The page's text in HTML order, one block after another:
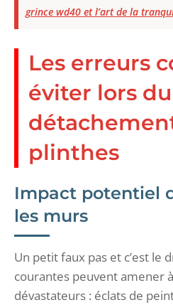
grince wd40 et l’art de la
Les erreurs
éviter lors du
plinthes
Impact potentiel
les murs
Un petit faux pas et c’est le
courantes peuvent amener
dévastateurs : éclats de